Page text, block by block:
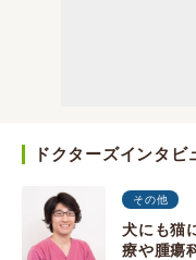
ドクターズインタビ
その他
犬にも猫
療や腫瘍